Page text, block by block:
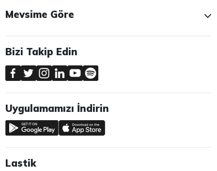
Mevsime Göre
Bizi Takip Edin
Uygulamamızı İndirin
Lastik